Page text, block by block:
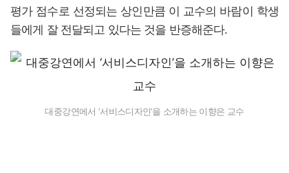
평가 점수로 선정되는 상인만큼 이 교수의 바람이 학생
들에게 잘 전달되고 있다는 것을 반증해준다.
대중강연에서 ‘서비스디자인’을 소개하는 이향은 교수